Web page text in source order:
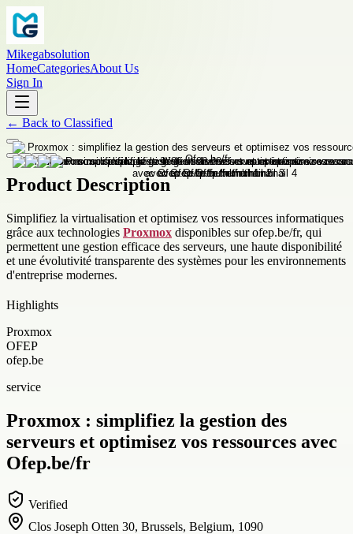
Mikegabsolution
HomeCategoriesAbout Us
Sign In
← Back to Classified
Product Description
Simplifiez la virtualisation et optimisez vos ressources informatiques
grâce aux technologies Proxmox disponibles sur ofep.be/fr, qui
permettent une gestion efficace des serveurs, une haute disponibilité
et une évolutivité transparente des systèmes pour les environnements
d'entreprise modernes.
Highlights
Proxmox
OFEP
ofep.be
service
Proxmox : simplifiez la gestion des
serveurs et optimisez vos ressources avec
Ofep.be/fr
Verified
Clos Joseph Otten 30, Brussels, Belgium, 1090